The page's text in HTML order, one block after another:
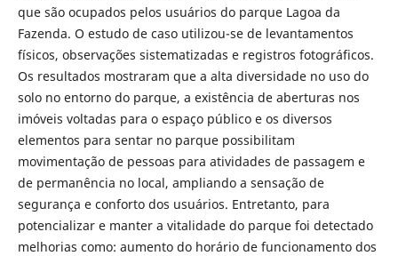
que são ocupados pelos usuários do parque Lagoa da
Fazenda. O estudo de caso utilizou-se de levantamentos
físicos, observações sistematizadas e registros fotográficos.
Os resultados mostraram que a alta diversidade no uso do
solo no entorno do parque, a existência de aberturas nos
imóveis voltadas para o espaço público e os diversos
elementos para sentar no parque possibilitam
movimentação de pessoas para atividades de passagem e
de permanência no local, ampliando a sensação de
segurança e conforto dos usuários. Entretanto, para
potencializar e manter a vitalidade do parque foi detectado
melhorias como: aumento do horário de funcionamento dos